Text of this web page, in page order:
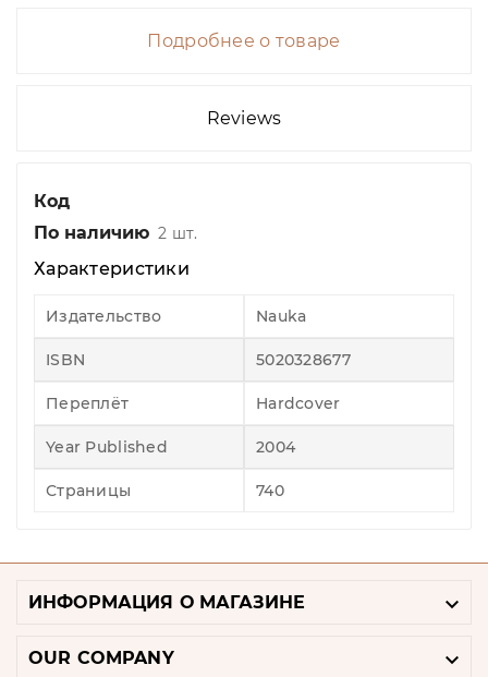
Подробнее о товаре
Reviews
Код
По наличию 2 шт.
Характеристики
Издательство Nauka
ISBN 5020328677
Переплёт Hardcover
Year Published 2004
Страницы 740
ИНФОРМАЦИЯ О МАГАЗИНЕ 
OUR COMPANY 